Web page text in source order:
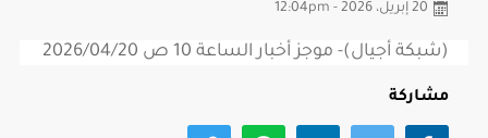
20 إبريل، 2026 - 12:04pm
(شبكة أجيال)- موجز أخبار الساعة 10 ص 2026/04/20
مشاركة